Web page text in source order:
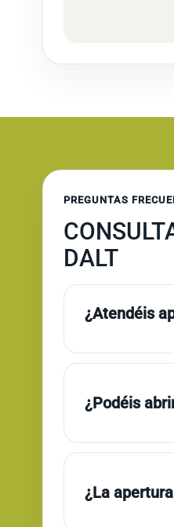
PREGUNTAS
DALT
¿Atendéis
¿Podéis
¿La